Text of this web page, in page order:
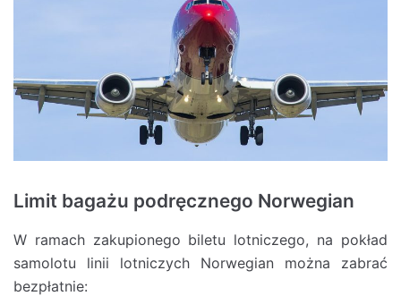
Limit bagażu podręcznego Norwegian
W ramach zakupionego biletu lotniczego, na pokład
samolotu linii lotniczych Norwegian można zabrać
bezpłatnie: